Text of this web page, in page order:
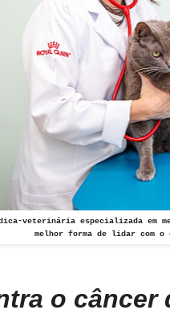
veterinária especializada em
melhor forma de lidar com o
o câncer